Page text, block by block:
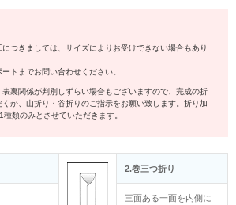
つきましては、サイズによりお受けできない場合もあり
トまでお問い合わせください。
裏関係が判別しずらい場合もございますので、完成の折
くか、山折り・谷折りのご指示をお願い致します。折り加
類のみとさせていただきます。
2.巻三つ折り
三面ある一面を内側に